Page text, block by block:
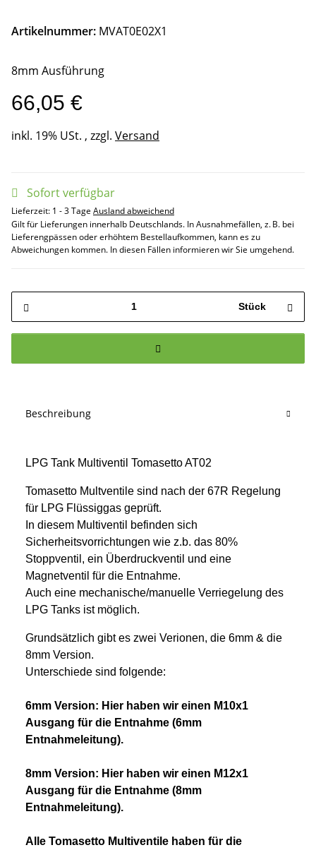
Artikelnummer: MVAT0E02X1
8mm Ausführung
66,05 €
inkl. 19% USt. , zzgl. Versand
Sofort verfügbar
Lieferzeit: 1 - 3 Tage Ausland abweichend
Gilt für Lieferungen innerhalb Deutschlands. In Ausnahmefällen, z. B. bei
Lieferengpässen oder erhöhtem Bestellaufkommen, kann es zu
Abweichungen kommen. In diesen Fällen informieren wir Sie umgehend.
Stück
Beschreibung
LPG Tank Multiventil Tomasetto AT02
Tomasetto Multventile sind nach der 67R Regelung
für LPG Flüssiggas geprüft.
In diesem Multiventil befinden sich
Sicherheitsvorrichtungen wie z.b. das 80%
Stoppventil, ein Überdruckventil und eine
Magnetventil für die Entnahme.
Auch eine mechanische/manuelle Verriegelung des
LPG Tanks ist möglich.
Grundsätzlich gibt es zwei Verionen, die 6mm & die
8mm Version.
Unterschiede sind folgende:
6mm Version: Hier haben wir einen M10x1
Ausgang für die Entnahme (6mm
Entnahmeleitung).
8mm Version: Hier haben wir einen M12x1
Ausgang für die Entnahme (8mm
Entnahmeleitung).
Alle Tomasetto Multiventile haben für die